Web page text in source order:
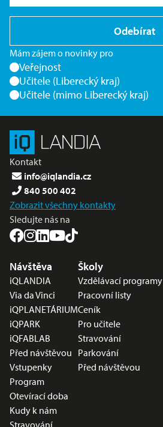
Odebírat
Mám zájem o novinky pro
Veřejnost
Učitele (Liberecký kraj)
Učitele (mimo Liberecký kraj)
Kontakt
info@iqlandia.cz
840 500 402
Zobrazit všechny kontakty
Sledujte nás na
Nabídka v zápatí
Návštěva
iQLANDIA
Via da Vinci
iQPLANETÁRIUM
iQPARK
iQFABLAB
Před návštěvou
Vstupenky
Program
Otevírací doba
Kudy k nám
Školy
Vzdělávací programy
Pracovní listy
Ceník
Pro učitele
Stravování
Parkování
Před návštěvou